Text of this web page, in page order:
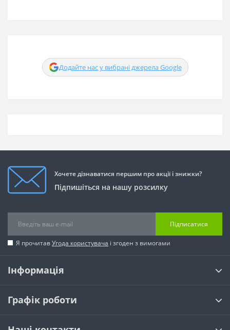
Додайте нас у вибрані джерела Google
Хочете дізнаватися першим про акції і знижки?
Підпишіться на нашу розсилку
Підписатися
Я прочитавУгода користувача і згоден з вимогами
Інформація
Графік роботи